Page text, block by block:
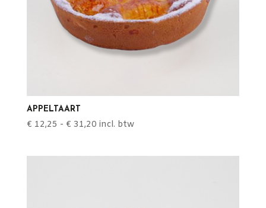
APPELTAART
€ 12,25 - € 31,20Prijsklasse:
incl. btw